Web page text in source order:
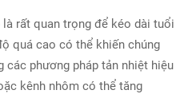
rất quan trọng để kéo dài tuổi
quá cao có thể khiến chúng
các phương pháp tản nhiệt hiệu
kênh nhôm có thể tăng